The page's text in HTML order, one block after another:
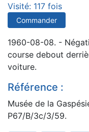
Visité: 117 fois
Commander
1960-08-08. -
course debout
voiture.
Référence :
Musée de la
P67/B/3c/3/59.